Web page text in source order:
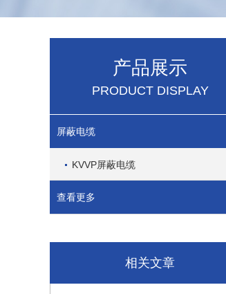
产品展示
PRODUCT DISPLAY
屏蔽电缆
KVVP屏蔽电缆
查看更多
相关文章